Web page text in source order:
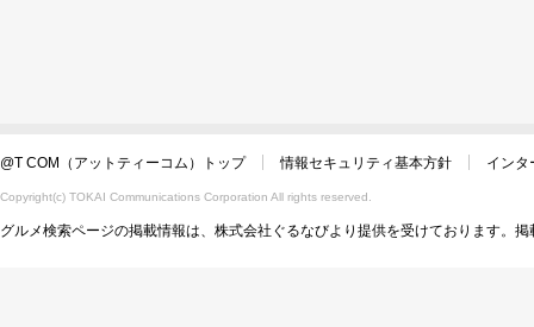
@T COM（アットティーコム）トップ 情報セキュリティ基本方針 インタ
Copyright(c) TOKAI Communications Corporation All rights reserved.
グルメ検索ページの掲載情報は、株式会社ぐるなびより提供を受けております。